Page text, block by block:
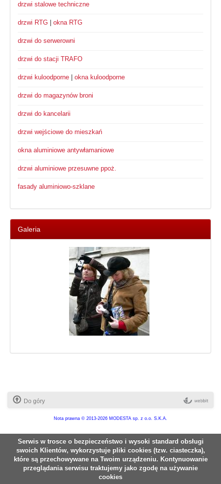
drzwi stalowe techniczne
drzwi RTG okna RTG
drzwi do serwerowni
drzwi do stacji TRAFO
drzwi kuloodporne okna kuloodporne
drzwi do magazynów broni
drzwi do kancelarii
drzwi wejściowe do mieszkań
okna aluminiowe antywłamaniowe
drzwi aluminiowe przesuwne ppoż.
fasady aluminiowo-szklane
Galeria
Do góry
Nota prawna © 2013-2026 MODESTA sp. z o.o. S.K.A.
Serwis w trosce o bezpieczeństwo i wysoki standard obsługi
swoich Klientów, wykorzystuje pliki cookies (tzw. ciasteczka),
które są przechowywane na Twoim urządzeniu. Kontynuowanie
przeglądania serwisu traktujemy jako zgodę na używanie
cookies